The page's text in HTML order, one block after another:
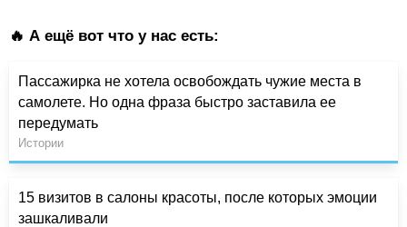
🔥 А ещё вот что у нас есть:
Пассажирка не хотела освобождать чужие места в
самолете. Но одна фраза быстро заставила ее
передумать
Истории
15 визитов в салоны красоты, после которых эмоции
зашкаливали